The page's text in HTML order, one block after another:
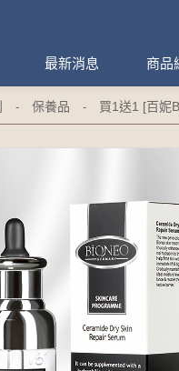
最新消息 商品
- 保養品 - 買1送1 [百妮